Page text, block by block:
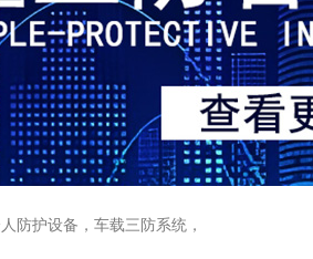
防护设备，车载三防系统，